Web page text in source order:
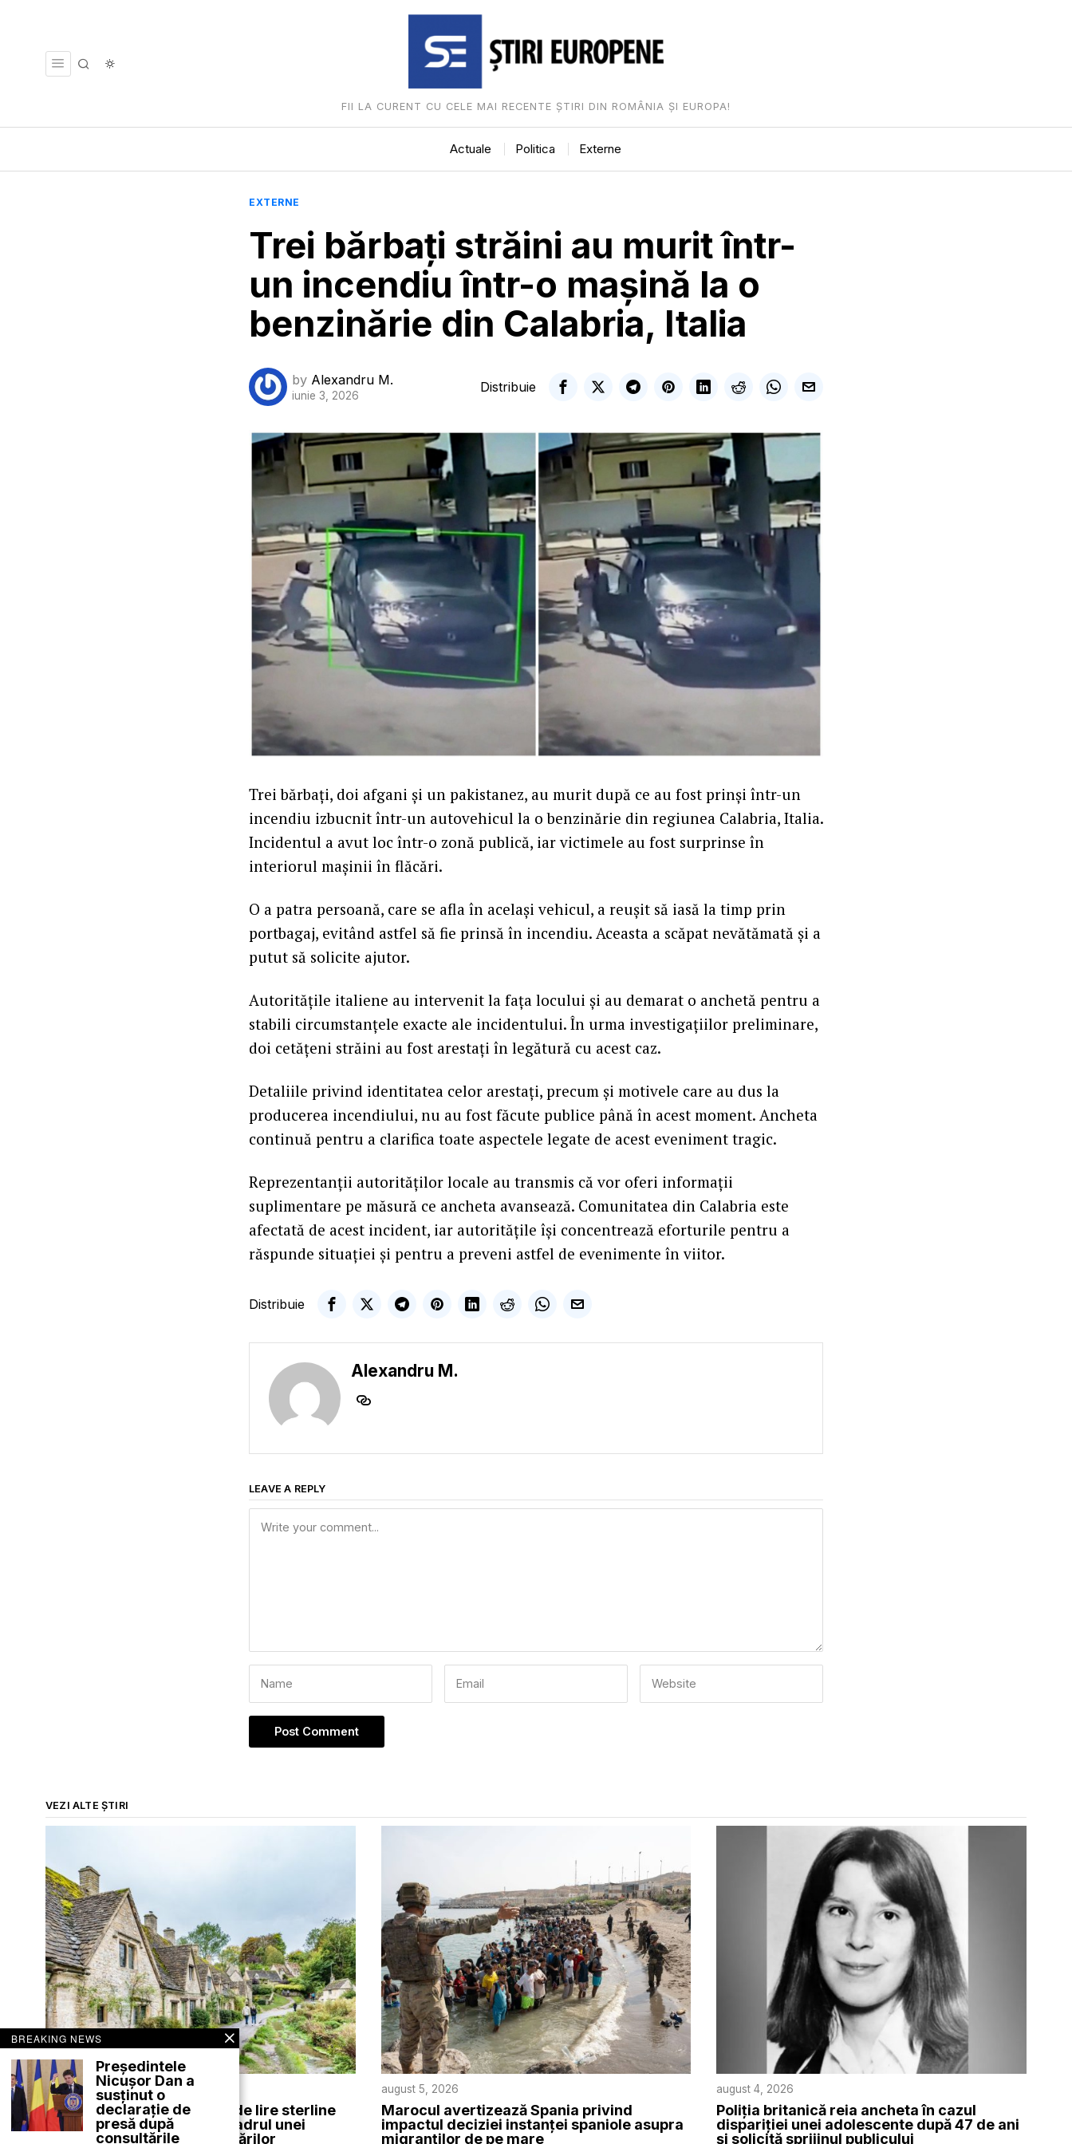
FII LA CURENT CU CELE MAI RECENTE ȘTIRI DIN ROMÂNIA ȘI EUROPA!
Actuale Politica Externe
EXTERNE
Trei bărbați străini au murit într-
un incendiu într-o mașină la o
benzinărie din Calabria, Italia
by Alexandru M.
iunie 3, 2026
Distribuie
Trei bărbați, doi afgani și un pakistanez, au murit după ce au fost prinși într-un
incendiu izbucnit într-un autovehicul la o benzinărie din regiunea Calabria, Italia.
Incidentul a avut loc într-o zonă publică, iar victimele au fost surprinse în
interiorul mașinii în flăcări.
O a patra persoană, care se afla în același vehicul, a reușit să iasă la timp prin
portbagaj, evitând astfel să fie prinsă în incendiu. Aceasta a scăpat nevătămată și a
putut să solicite ajutor.
Autoritățile italiene au intervenit la fața locului și au demarat o anchetă pentru a
stabili circumstanțele exacte ale incidentului. În urma investigațiilor preliminare,
doi cetățeni străini au fost arestați în legătură cu acest caz.
Detaliile privind identitatea celor arestați, precum și motivele care au dus la
producerea incendiului, nu au fost făcute publice până în acest moment. Ancheta
continuă pentru a clarifica toate aspectele legate de acest eveniment tragic.
Reprezentanții autorităților locale au transmis că vor oferi informații
suplimentare pe măsură ce ancheta avansează. Comunitatea din Calabria este
afectată de acest incident, iar autoritățile își concentrează eforturile pentru a
răspunde situației și pentru a preveni astfel de evenimente în viitor.
Distribuie
Alexandru M.
LEAVE A REPLY
VEZI ALTE ȘTIRI
august 5, 2026
Amenzi de până la 45.000 de lire sterline
aplicate în satul Bibury în cadrul unei
campanii de control al parcărilor
august 5, 2026
Marocul avertizează Spania privind
impactul deciziei instanței spaniole asupra
migranților de pe mare
august 4, 2026
Poliția britanică reia ancheta în cazul
dispariției unei adolescente după 47 de ani
și solicită sprijinul publicului
BREAKING NEWS
Președintele
Nicușor Dan a
susținut o
declarație de
presă după
consultările